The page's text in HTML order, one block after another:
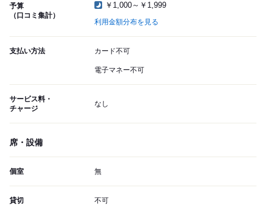
予算
（口コミ集計）
￥1,000～￥1,999
利用金額分布を見る
支払い方法 カード不可
電子マネー不可
サービス料・
チャージ
なし
席・設備
個室 無
貸切 不可